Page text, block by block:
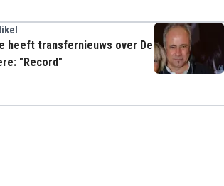
heeft transfernieuws over De
"Record"